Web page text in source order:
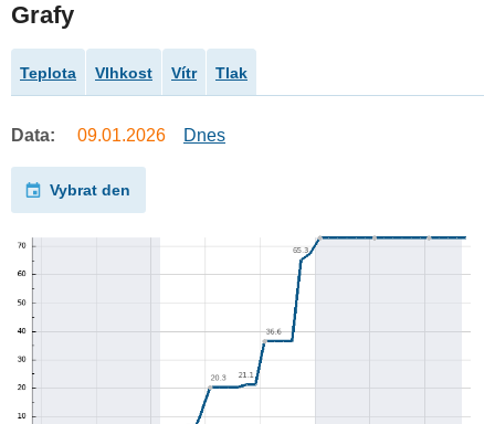
Grafy
Teplota Vlhkost Vítr Tlak
Data: 09.01.2026 Dnes
Vybrat den